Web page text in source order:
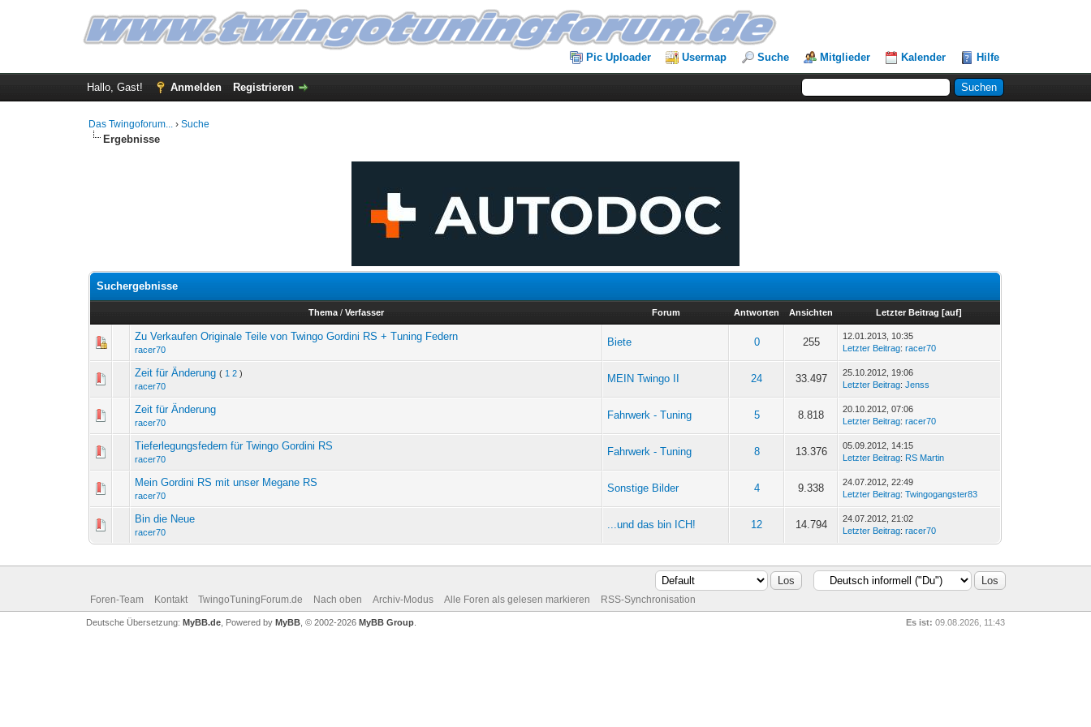
Pic Uploader Usermap Suche Mitglieder Kalender Hilfe
Hallo, Gast! Anmelden Registrieren
Das Twingoforum... ›Suche
Ergebnisse
Suchergebnisse
Thema /Verfasser Forum Antworten Ansichten Letzter Beitrag [auf]
Zu Verkaufen Originale Teile von Twingo Gordini RS + Tuning Federn
racer70
Biete 0 255
12.01.2013, 10:35
Letzter Beitrag:racer70
Zeit für Änderung ( 1 2 )
racer70
MEIN Twingo II 24 33.497
25.10.2012, 19:06
Letzter Beitrag:Jenss
Zeit für Änderung
racer70
Fahrwerk - Tuning 5 8.818
20.10.2012, 07:06
Letzter Beitrag:racer70
Tieferlegungsfedern für Twingo Gordini RS
racer70
Fahrwerk - Tuning 8 13.376
05.09.2012, 14:15
Letzter Beitrag: RS Martin
Mein Gordini RS mit unser Megane RS
racer70
Sonstige Bilder 4 9.338
24.07.2012, 22:49
Letzter Beitrag:Twingogangster83
Bin die Neue
racer70
...und das bin ICH! 12 14.794
24.07.2012, 21:02
Letzter Beitrag:racer70
Foren-Team Kontakt TwingoTuningForum.de Nach oben Archiv-Modus Alle Foren als gelesen markieren RSS-Synchronisation
Es ist: 09.08.2026, 11:43
Deutsche Übersetzung: MyBB.de, Powered by MyBB, © 2002-2026 MyBB Group.